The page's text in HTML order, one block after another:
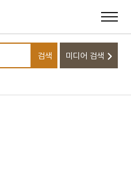
검색어를 입력하세요
검색 미디어 검색